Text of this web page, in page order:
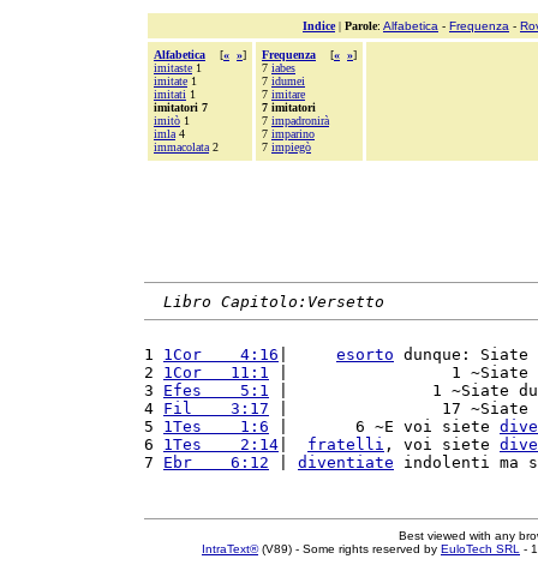
Indice| Parole: Alfabetica - Frequenza -
Alfabetica [« »]
imitaste 1
imitate 1
imitati 1
imitatori 7
imitò 1
imla 4
immacolata 2
Frequenza [« »]
7 iabes
7 idumei
7 imitare
7 imitatori
7 impadronirà
7 imparino
7 impiegò
Libro Capitolo:Versetto
1 1Cor    4:16 esorto dunque:
2 1Cor   11:1 |                 1 ~Siate
3 Efes    5:1 |               1 ~Siate
4 Fil    3:17 |                17 ~Siate
5 1Tes    1:6 |       6 ~E voi siete
6 1Tes    2:14 fratelli , voi siete
7 Ebr    6:12 diventiate indolenti ma
Best viewed with any
IntraText®(V89) - Some rights reserved by EuloTech SRL -